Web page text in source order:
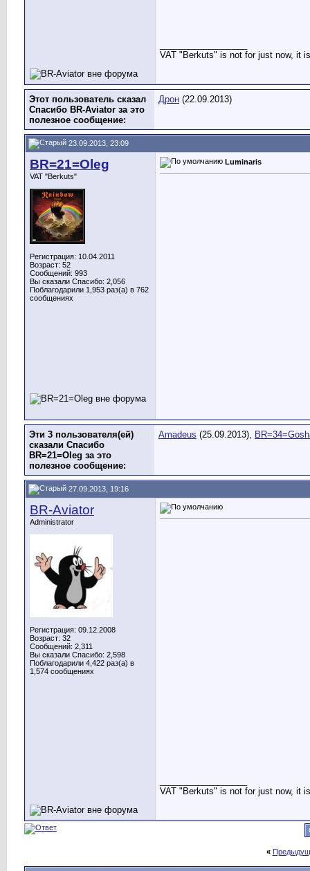
VAT "Berkuts" is not for just now, it
Этот пользователь сказал
Спасибо BR-Aviator за это
полезное сообщение:
Дрон (22.09.2013)
23.09.2013, 23:09
BR=21=Oleg
VAT "Berkuts"
Регистрация: 10.04.2011
Возраст: 52
Сообщений: 993
Вы сказали Спасибо: 2,056
Поблагодарили 1,953 раз(а) в 762
сообщениях
Luminaris
Эти 3 пользователя(ей)
сказали Спасибо
BR=21=Oleg за это
полезное сообщение:
Amadeus (25.09.2013),
27.09.2013, 19:16
BR-Aviator
Administrator
Регистрация: 09.12.2008
Возраст: 32
Сообщений: 2,311
Вы сказали Спасибо: 2,598
Поблагодарили 4,422 раз(а) в
1,574 сообщениях
VAT "Berkuts" is not for just now, it
«